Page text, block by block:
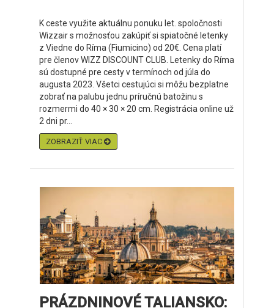
K ceste využite aktuálnu ponuku let. spoločnosti
Wizzair s možnosťou zakúpiť si spiatočné letenky
z Viedne do Ríma (Fiumicino) od 20€. Cena platí
pre členov WIZZ DISCOUNT CLUB. Letenky do Ríma
sú dostupné pre cesty v termínoch od júla do
augusta 2023. Všetci cestujúci si môžu bezplatne
zobrať na palubu jednu príručnú batožinu s
rozmermi do 40 × 30 × 20 cm. Registrácia online už
2 dni pr...
ZOBRAZIŤ VIAC
PRÁZDNINOVÉ TALIANSKO: